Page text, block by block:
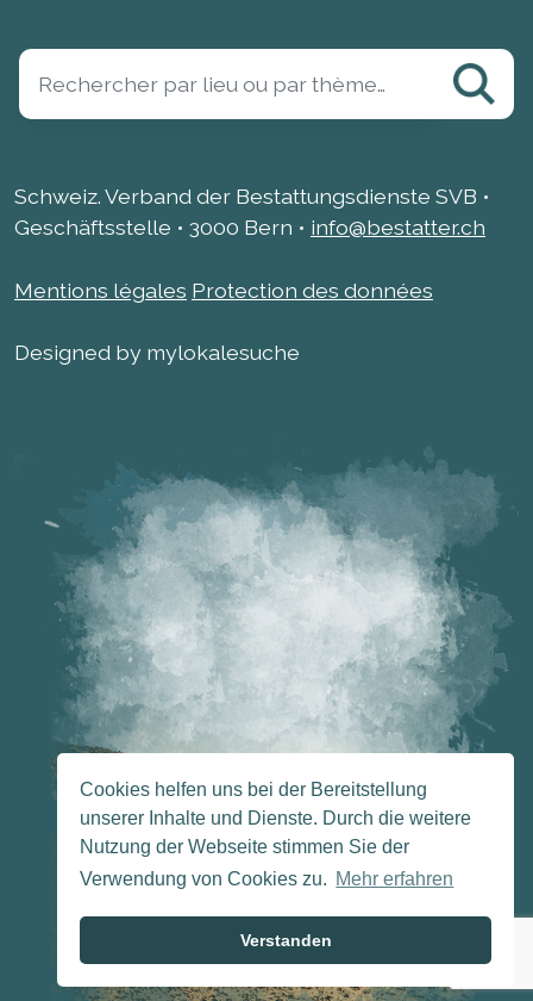
Cookies helfen uns bei der Bereitstellung
unserer Inhalte und Dienste. Durch die weitere
Nutzung der Webseite stimmen Sie der
Verwendung von Cookies zu. Mehr erfahren
Verstanden
Schweiz. Verband der Bestattungsdienste SVB •
Geschäftsstelle • 3000 Bern • info@bestatter.ch
Mentions légales Protection des données
Designed by mylokalesuche